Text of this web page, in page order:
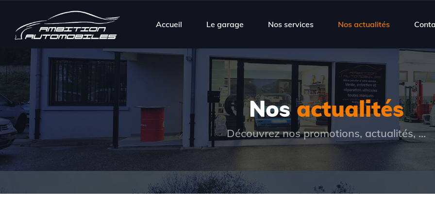
Accueil Le garage Nos services Nos actualités
Nosactualités
Découvrez nos promotions, actualités, ...